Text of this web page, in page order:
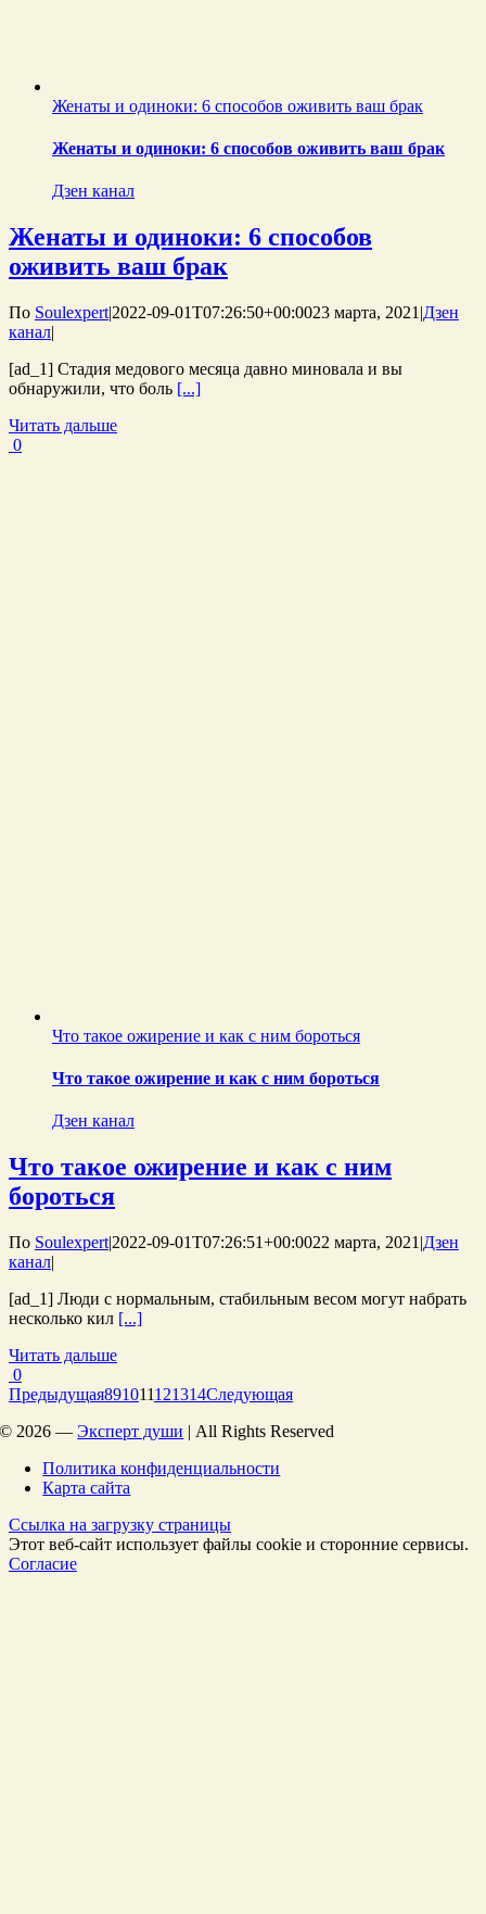
Женаты и одиноки: 6 способов оживить ваш брак
Женаты и одиноки: 6 способов оживить ваш брак
Дзен канал
Женаты и одиноки: 6 способов
оживить ваш брак
По Soulexpert|2022-09-01T07:26:50+00:0023 марта, 2021 |Дзен
канал|
[ad_1] Стадия медового месяца давно миновала и вы
обнаружили, что боль [...]
Читать дальше
0
Что такое ожирение и как с ним бороться
Что такое ожирение и как с ним бороться
Дзен канал
Что такое ожирение и как с ним
бороться
По Soulexpert|2022-09-01T07:26:51+00:0022 марта, 2021 |Дзен
канал|
[ad_1] Люди с нормальным, стабильным весом могут набрать
несколько кил [...]
Читать дальше
0
Предыдущая891011121314Следующая
© 2026 —Эксперт души | All Rights Reserved
Политика конфиденциальности
Карта сайта
Ссылка на загрузку страницы
Этот веб-сайт использует файлы cookie и сторонние сервисы.
Согласие